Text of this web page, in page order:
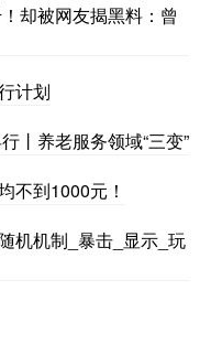
却被网友揭黑料：曾
计划
丨养老服务领域“三变”
不到1000元！
机机制_暴击_显示_玩